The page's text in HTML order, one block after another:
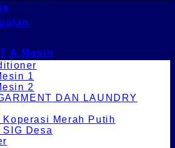
& Mesin
1
2
DAN LAUNDRY
Merah Putih
Desa